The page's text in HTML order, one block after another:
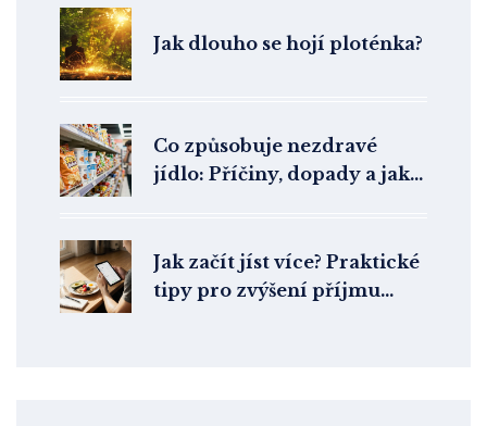
Jak dlouho se hojí ploténka?
Co způsobuje nezdravé
jídlo: Příčiny, dopady a jak
Jak začít jíst více? Praktické
tipy pro zvýšení příjmu